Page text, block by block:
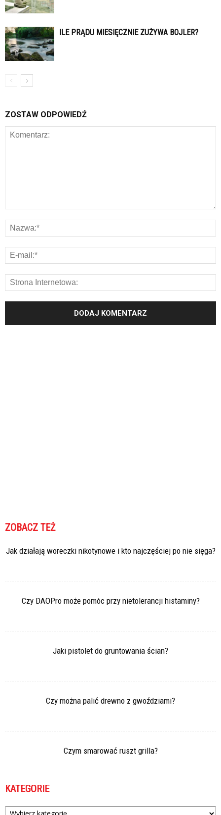
ILE PRĄDU MIESIĘCZNIE ZUŻYWA BOJLER?
ZOSTAW ODPOWIEDŹ
ZOBACZ TEŻ
Jak działają woreczki nikotynowe i kto najczęściej po nie sięga?
Czy DAOPro może pomóc przy nietolerancji histaminy?
Jaki pistolet do gruntowania ścian?
Czy można palić drewno z gwoździami?
Czym smarować ruszt grilla?
KATEGORIE
Kategorie